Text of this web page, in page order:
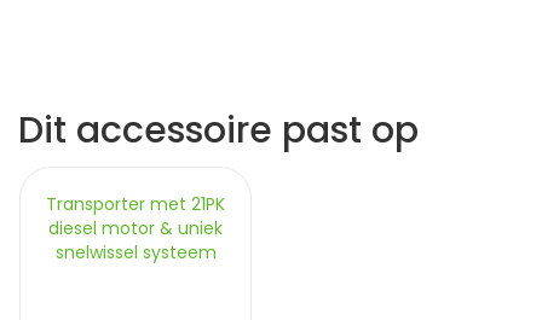
Dit accessoire past op
Transporter met 21PK
diesel motor & uniek
snelwissel systeem